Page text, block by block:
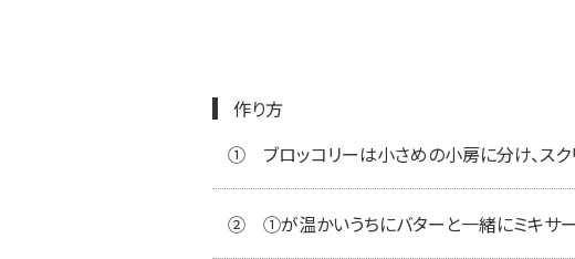
作り方
①
ブロッコリーは小さめの小房に分け、ス
② ①が温かいうちにバターと一緒にミキサー